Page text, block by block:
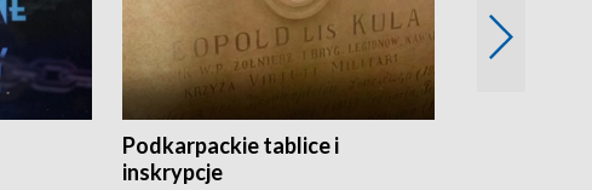
Podkarpackie tablice i
inskrypcje